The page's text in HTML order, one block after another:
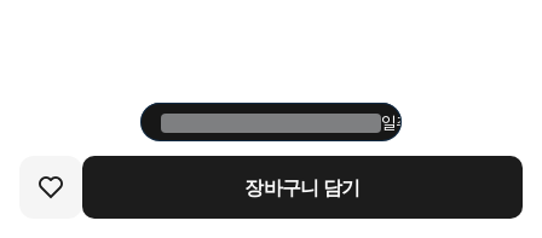
일주일 내에 200명이
장바구니 담기
일주일 내에 200명이
장바구니 담기